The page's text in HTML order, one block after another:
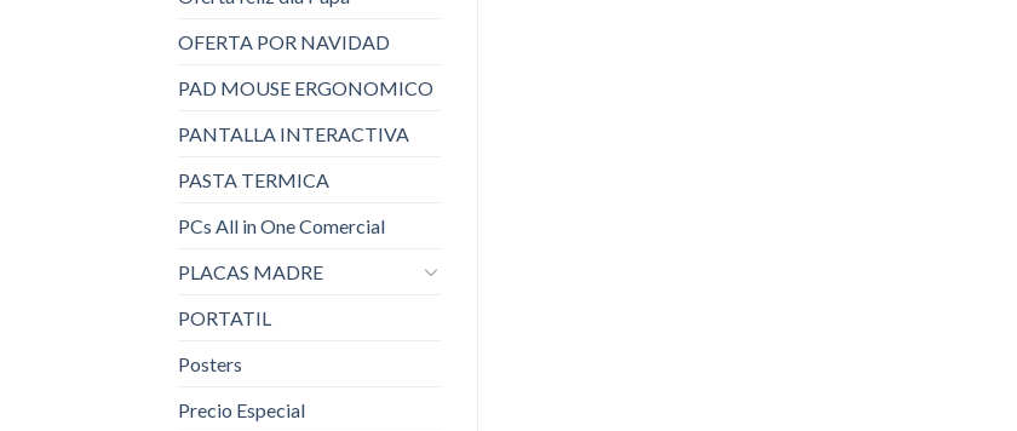
OFERTA POR NAVIDAD
PAD MOUSE ERGONOMICO
PANTALLA INTERACTIVA
PASTA TERMICA
PCs All in One Comercial
PLACAS MADRE
PORTATIL
Posters
Precio Especial